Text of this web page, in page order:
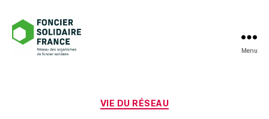
Menu
Catégories
VIE DU RÉSEAU